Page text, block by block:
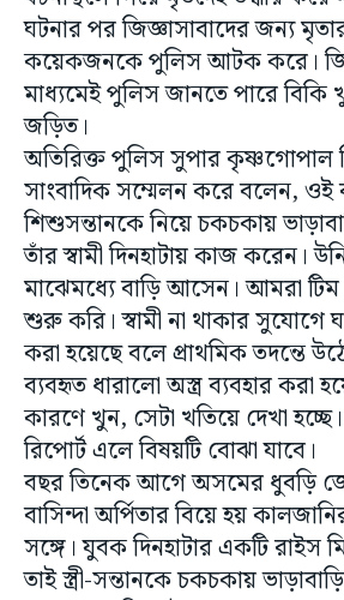
ঘটনার পর জিজ্ঞাসাবাদের জন্য
কয়েকজনকে পুলিস আটক করে।
মাধ্যমেই পুলিস জানতে পারে বিকি
জড়িত।
অতিরিক্ত পুলিস সুপার কৃষ্ণগোপাল
সাংবাদিক সম্মেলন করে বলেন,
শিশুসন্তানকে নিয়ে চকচকায়
তাঁর স্বামী দিনহাটায় কাজ করেন।
মাঝেমধ্যে বাড়ি আসেন। আমরা
শুরু করি। স্বামী না থাকার
করা হয়েছে বলে প্রাথমিক তদন্তে
ব্যবহৃত ধারালো অস্ত্র ব্যবহার করা
কারণে খুন, সেটা খতিয়ে দেখা
রিপোর্ট এলে বিষয়টি বোঝা যাবে।
বছর তিনেক আগে অসমের ধুবড়ি
বাসিন্দা অর্পিতার বিয়ে হয়
সঙ্গে। যুবক দিনহাটার একটি রাইস
তাই স্ত্রী-সন্তানকে চকচকায়